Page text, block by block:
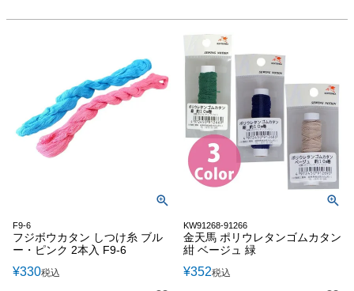
F9-6
フジボウカタン しつけ糸 ブル
ー・ピンク 2本入 F9-6
¥330税込
KW91268-91266
金天馬 ポリウレタンゴムカタン
紺 ベージュ 緑
¥352税込